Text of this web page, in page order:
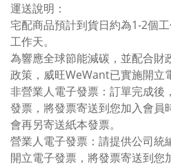
運送說明：
宅配商品預計到貨日約為1-2個
工作天。
為響應全球節能減碳，並配合財
政策，威旺WeWant已實施開立
非營業人電子發票：訂單完成
發票，將發票寄送到您加入會員
會再另寄送紙本發票。
營業人電子發票：請提供公司
開立電子發票，將發票寄送到您